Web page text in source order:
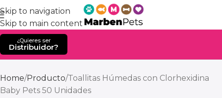
Skip to navigation
Skip to main content
¿Quieres ser
Distribuidor?
Home Producto Toallitas Húmedas con Clorhexidina
Baby Pets 50 Unidades